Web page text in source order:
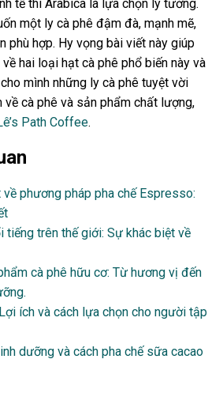
tế thì Arabica là lựa chọn lý tưởng.
một ly cà phê đậm đà, mạnh mẽ,
phù hợp. Hy vọng bài viết này giúp
hai loại hạt cà phê phổ biến này và
mình những ly cà phê tuyệt vời
về cà phê và sản phẩm chất lượng,
Path Coffee.
phương pháp pha chế Espresso:
tiếng trên thế giới: Sự khác biệt về
cà phê hữu cơ: Từ hương vị đến
ích và cách lựa chọn cho người tập
dưỡng và cách pha chế sữa cacao